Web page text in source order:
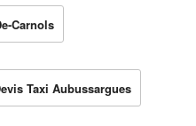
Carnols
Taxi Aubussargues